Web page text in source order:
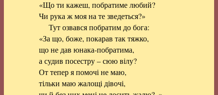
«Що ти кажеш, побратиме любий?
Чи рука ж моя на те зведеться?»
Тут озвався побратим до бога:
«За що, боже, покарав так тяжко,
що не дав юнака-побратима,
а судив посестру – сюю вілу?
От тепер я помочі не маю,
тільки маю жалощі дівочі,